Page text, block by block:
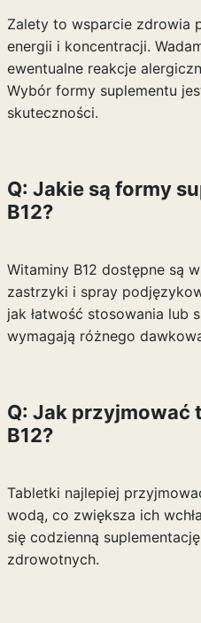
Zalety to wsparcie zdrowia
energii i koncentracji.
ewentualne reakcje
Wybór formy suplementu
skuteczności.
Q: Jakie są formy
B12?
Witaminy B12 dostępne są
zastrzyki i spray
jak łatwość stosowania lub
wymagają różnego
Q: Jak przyjmować
B12?
Tabletki najlepiej
wodą, co zwiększa ich
się codzienną
zdrowotnych.